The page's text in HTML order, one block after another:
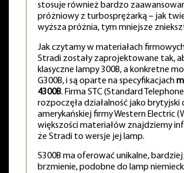
stosuje również bardzo
próżniowy z turbosprężarką – jak
wyższa próżnia, tym mniejsze
Jak czytamy w materiałach
Stradi zostały zaprojektowane tak,
klasyczne lampy 300B, a konkretne
G300B, i są oparte na specyfikacjach
4300B. Firma STC (Standard
rozpoczęła działalność jako brytyjski
amerykańskiej firmy Western Electric
większości materiałów znajdziemy
że Stradi to wersje jej lamp.
S300B ma oferować unikalne, bardziej
brzmienie, podobne do lamp